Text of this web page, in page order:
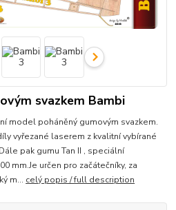
svazkem Bambi
model poháněný gumovým svazkem.
vyřezané laserem z kvalitní vybírané
pak gumu Tan II , speciální
mm.Je určen pro začátečníky, za
m... celý popis / full description